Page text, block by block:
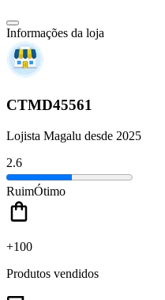
Informações da loja
CTMD45561
Lojista Magalu desde 2025
2.6
RuimÓtimo
+100
Produtos vendidos